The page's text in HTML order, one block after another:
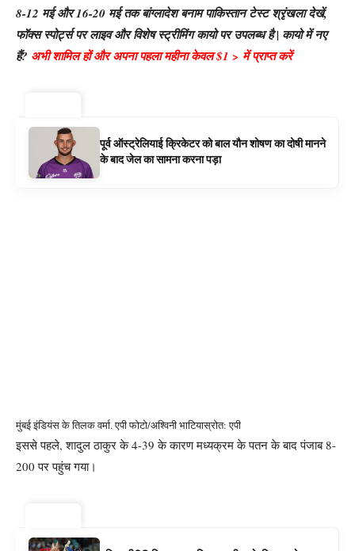
8-12 मई और 16-20 मई तक बांग्लादेश बनाम पाकिस्तान टेस्ट श्रृंखला देखें,
फॉक्स स्पोर्ट्स पर लाइव और विशेष स्ट्रीमिंग कायो पर उपलब्ध है | कायो में नए
हैं? अभी शामिल हों और अपना पहला महीना केवल $1 > में प्राप्त करें
पूर्व ऑस्ट्रेलियाई क्रिकेटर को बाल यौन शोषण का दोषी मानने
के बाद जेल का सामना करना पड़ा
मुंबई इंडियंस के तिलक वर्मा. एपी फोटो/अश्विनी भाटियास्रोत: एपी
इससे पहले, शादुल ठाकुर के 4-39 के कारण मध्यक्रम के पतन के बाद पंजाब 8-
200 पर पहुंच गया।